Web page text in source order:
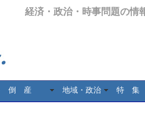
経済・政治・時事問題の情
倒 産 地域・政治 特 集